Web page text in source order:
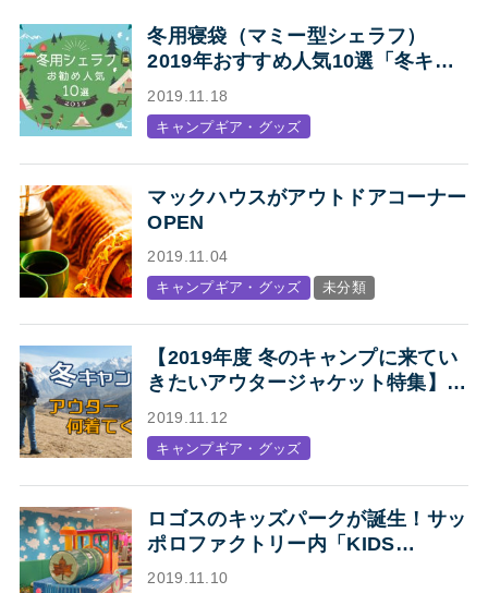
冬用寝袋（マミー型シェラフ）
2019年おすすめ人気10選「冬キャ
ンプの寝袋はマミー型シェラフで決
まり！」
2019.11.18
キャンプギア・グッズ
マックハウスがアウトドアコーナー
OPEN
2019.11.04
キャンプギア・グッズ 未分類
【2019年度 冬のキャンプに来てい
きたいアウタージャケット特集】キ
ャンプ・アウトドアにオススメの、
人気アウトドアブランド各社のジャ
ケットまとめ【Mens】
2019.11.12
キャンプギア・グッズ
ロゴスのキッズパークが誕生！サッ
ポロファクトリー内「KIDS
STATION produced by LOGOS」
2019.11.10